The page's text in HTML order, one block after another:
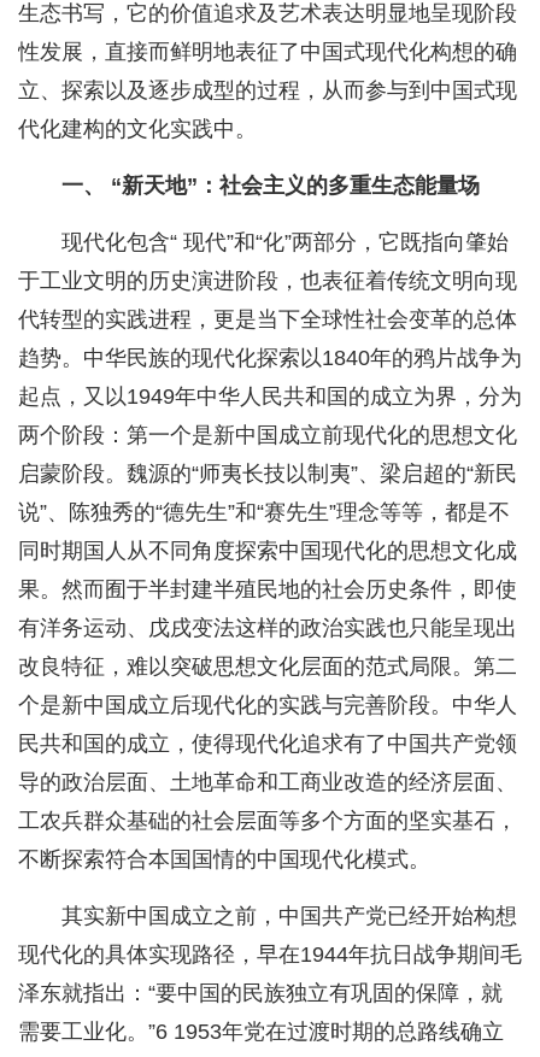
生态书写，它的价值追求及艺术表达明显地呈现阶段
性发展，直接而鲜明地表征了中国式现代化构想的确
立、探索以及逐步成型的过程，从而参与到中国式现
代化建构的文化实践中。
一、 “新天地”：社会主义的多重生态能量场
现代化包含“ 现代”和“化”两部分，它既指向肇始
于工业文明的历史演进阶段，也表征着传统文明向现
代转型的实践进程，更是当下全球性社会变革的总体
趋势。中华民族的现代化探索以1840年的鸦片战争为
起点，又以1949年中华人民共和国的成立为界，分为
两个阶段：第一个是新中国成立前现代化的思想文化
启蒙阶段。魏源的“师夷长技以制夷”、梁启超的“新民
说”、陈独秀的“德先生”和“赛先生”理念等等，都是不
同时期国人从不同角度探索中国现代化的思想文化成
果。然而囿于半封建半殖民地的社会历史条件，即使
有洋务运动、戊戌变法这样的政治实践也只能呈现出
改良特征，难以突破思想文化层面的范式局限。第二
个是新中国成立后现代化的实践与完善阶段。中华人
民共和国的成立，使得现代化追求有了中国共产党领
导的政治层面、土地革命和工商业改造的经济层面、
工农兵群众基础的社会层面等多个方面的坚实基石，
不断探索符合本国国情的中国现代化模式。
其实新中国成立之前，中国共产党已经开始构想
现代化的具体实现路径，早在1944年抗日战争期间毛
泽东就指出：“要中国的民族独立有巩固的保障，就
需要工业化。”6 1953年党在过渡时期的总路线确立